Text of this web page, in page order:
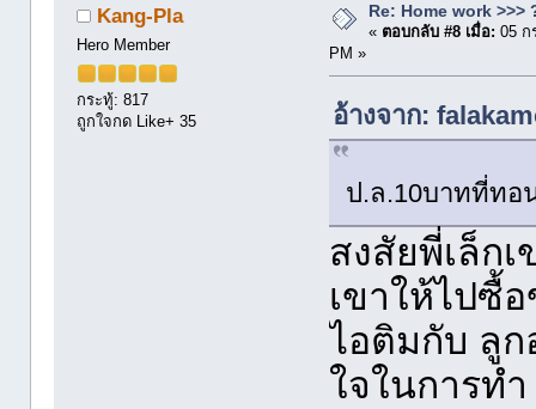
Kang-Pla
Hero Member
กระทู้: 817
ถูกใจกด Like+ 35
Re: Home work >>>
« ตอบกลับ #8 เมื่อ: 05 ก
PM »
อ้างจาก:
ป.ล.10บาทที่ท
สงสัยพี่เล็ก
เขาให้ไปซื้
ไอติมกับ ลูก
ใจในการท